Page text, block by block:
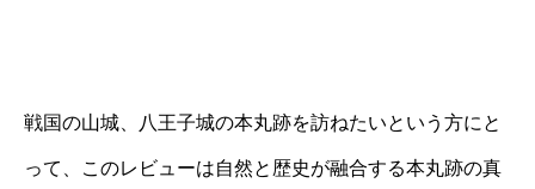
戦国の山城、八王子城の本丸跡を訪ねたいという方にと
って、このレビューは自然と歴史が融合する本丸跡の真